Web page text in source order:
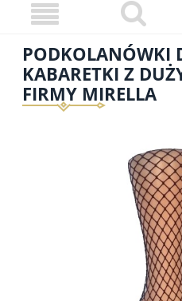
PODKOLANÓWKI
KABARETKI Z
FIRMY MIRELLA